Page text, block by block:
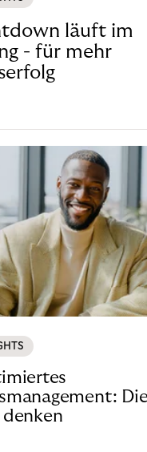
läuft im
- für mehr
denken